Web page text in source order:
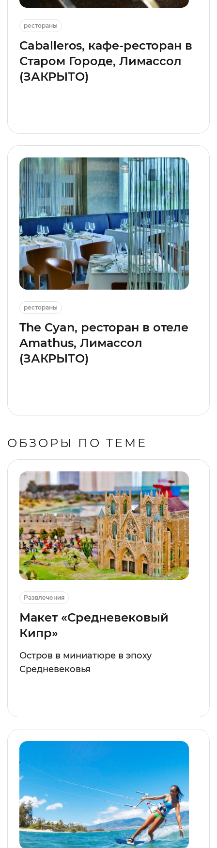
рестораны
Caballeros, кафе-ресторан в
Старом Городе, Лимассол
(ЗАКРЫТО)
рестораны
The Cyan, ресторан в отеле
Amathus, Лимассол
(ЗАКРЫТО)
ОБЗОРЫ ПО ТЕМЕ
Развлечения
Макет «Средневековый
Кипр»
Остров в миниатюре в эпоху
Средневековья